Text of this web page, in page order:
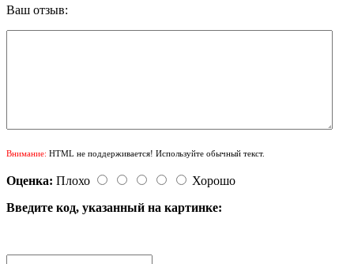
Ваш отзыв:
Внимание: HTML не поддерживается! Используйте обычный текст.
Оценка: Плохо
Хорошо
Введите код, указанный на картинке: